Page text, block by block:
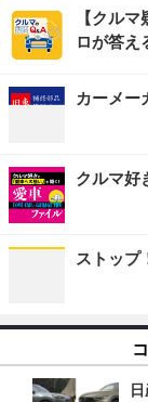
【クル
ロが答え
カーメー
クルマ好
ストップ